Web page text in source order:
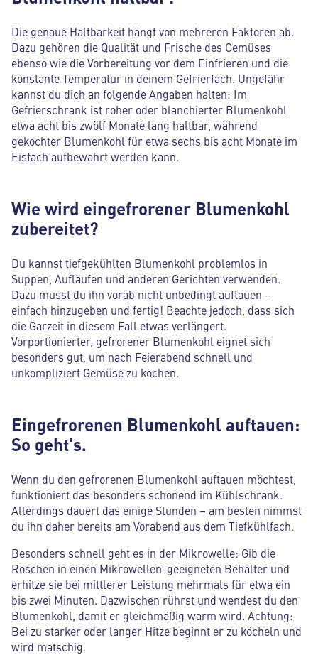
Die genaue Haltbarkeit hängt von mehreren Faktoren ab.
Dazu gehören die Qualität und Frische des Gemüses
ebenso wie die Vorbereitung vor dem Einfrieren und die
konstante Temperatur in deinem Gefrierfach. Ungefähr
kannst du dich an folgende Angaben halten: Im
Gefrierschrank ist roher oder blanchierter Blumenkohl
etwa acht bis zwölf Monate lang haltbar, während
gekochter Blumenkohl für etwa sechs bis acht Monate im
Eisfach aufbewahrt werden kann.
Wie wird eingefrorener Blumenkohl
zubereitet?
Du kannst tiefgekühlten Blumenkohl problemlos in
Suppen, Aufläufen und anderen Gerichten verwenden.
Dazu musst du ihn vorab nicht unbedingt auftauen –
einfach hinzugeben und fertig! Beachte jedoch, dass sich
die Garzeit in diesem Fall etwas verlängert.
Vorportionierter, gefrorener Blumenkohl eignet sich
besonders gut, um nach Feierabend schnell und
unkompliziert Gemüse zu kochen.
Eingefrorenen Blumenkohl auftauen:
So geht's.
Wenn du den gefrorenen Blumenkohl auftauen möchtest,
funktioniert das besonders schonend im Kühlschrank.
Allerdings dauert das einige Stunden – am besten nimmst
du ihn daher bereits am Vorabend aus dem Tiefkühlfach.
Besonders schnell geht es in der Mikrowelle: Gib die
Röschen in einen Mikrowellen-geeigneten Behälter und
erhitze sie bei mittlerer Leistung mehrmals für etwa ein
bis zwei Minuten. Dazwischen rührst und wendest du den
Blumenkohl, damit er gleichmäßig warm wird. Achtung:
Bei zu starker oder langer Hitze beginnt er zu köcheln und
wird matschig.